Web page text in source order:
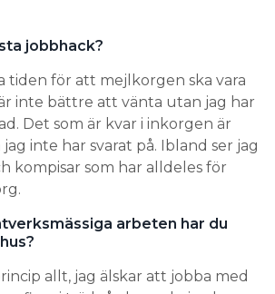
jobbhack?
tiden för att mejlkorgen ska vara
inte bättre att vänta utan jag har
Det som är kvar i inkorgen är
jag inte har svarat på. Ibland ser jag
kompisar som har alldeles för
arbeten har du
allt, jag älskar att jobba med